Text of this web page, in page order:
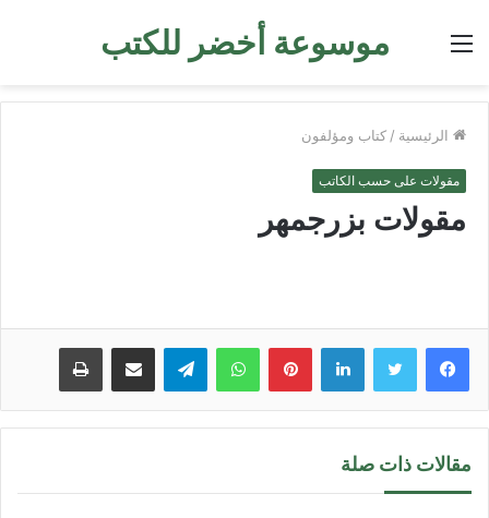
موسوعة أخضر للكتب القائمة
الرئيسية / كتاب ومؤلفون
مقولات على حسب الكاتب
مقولات بزرجمهر
لينكدإن بينتيريستواتساب تيلقرام مشاركة عبر البريد طباعة
مقالات ذات صلة